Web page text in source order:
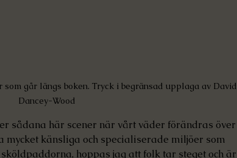
går längs boken. Tryck i begränsad upplaga av David
Dancey-Wood
sådana här scener när vårt väder förändras över
mycket känsliga och specialiserade miljöer som
hoppas jag att folk tar steget och är